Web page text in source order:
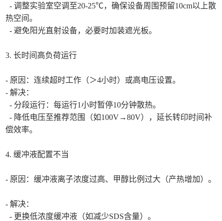
- 调整实验室空调至20-25℃，确保设备周围预留10cm以上散
热空间。
- 避免阳光直射设备，必要时加装遮光板。
3. 长时间高负荷运行
- 原因：连续超时工作（＞4小时）或高电压设置。
- 解决：
- 分段运行：每运行1小时暂停10分钟散热。
- 降低电压至推荐范围（如100V→80V），延长转印时间补
偿效率。
4. 缓冲液配置不当
- 原因：缓冲液离子浓度过高、甲醇比例过大（产热增加）。
- 解决：
- 更换低浓度缓冲液（如减少SDS含量）。